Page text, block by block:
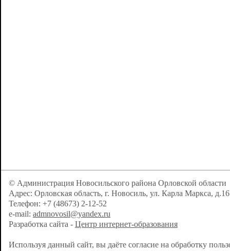
© Администрация Новосильского района Орловской области
Адрес: Орловская область, г. Новосиль, ул. Карла Маркса, д.16
Телефон: +7 (48673) 2-12-52
e-mail: admnovosil@yandex.ru
Разработка сайта - Центр интернет-образования
Используя данный сайт, вы даёте согласие на обработку